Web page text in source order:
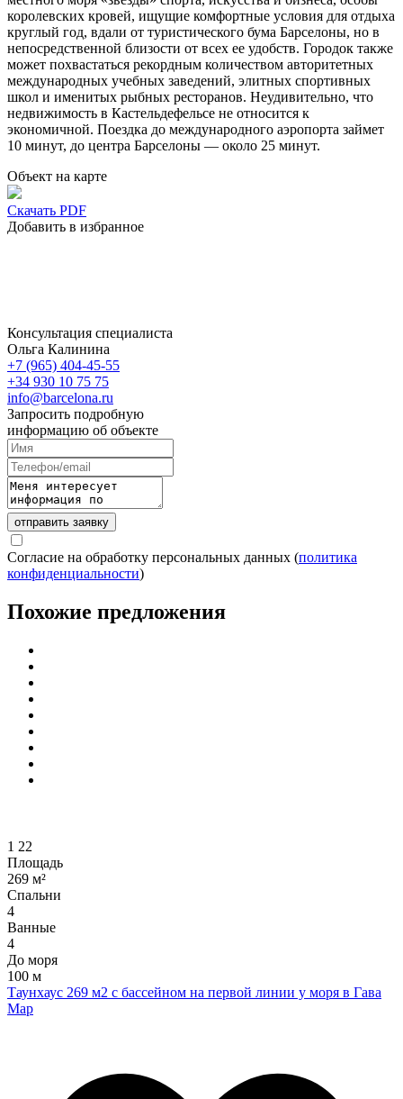
королевских кровей, ищущие комфортные условия для отдыха
круглый год, вдали от туристического бума Барселоны, но в
непосредственной близости от всех ее удобств. Городок также
может похвастаться рекордным количеством авторитетных
международных учебных заведений, элитных спортивных
школ и именитых рыбных ресторанов. Неудивительно, что
недвижимость в Кастельдефельсе не относится к
экономичной. Поездка до международного аэропорта займет
10 минут, до центра Барселоны — около 25 минут.
Объект на карте
Скачать PDF
Добавить в избранное
Консультация специалиста
Ольга Калинина
+7 (965) 404-45-55
+34 930 10 75 75
info@barcelona.ru
Запросить подробную
информацию об объекте
отправить заявку
Согласие на обработку персональных данных (политика
конфиденциальности)
Похожие предложения
1 22
Площадь
269 м²
Спальни
4
Ванные
4
До моря
100 м
Таунхаус 269 м2 с бассейном на первой линии у моря в Гава
Мар